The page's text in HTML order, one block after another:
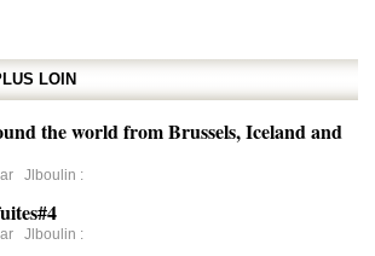
LOIN
the world from Brussels, Iceland and
Jlboulin :
Jlboulin :